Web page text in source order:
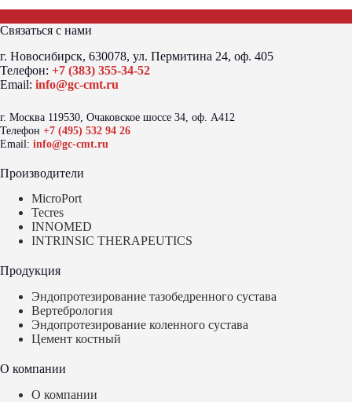
Связаться с нами
г. Новосибирск, 630078, ул. Пермитина 24, оф. 405
Телефон: +7 (383) 355-34-52
Email: info@gc-cmt.ru
г. Москва 119530, Очаковское шоссе 34, оф. А412
Телефон +7 (495) 532 94 26
Email: info@gc-cmt.ru
Производители
MicroPort
Tecres
INNOMED
INTRINSIC THERAPEUTICS
Продукция
Эндопротезирование тазобедренного сустава
Вертебрология
Эндопротезирование коленного сустава
Цемент костный
О компании
О компании